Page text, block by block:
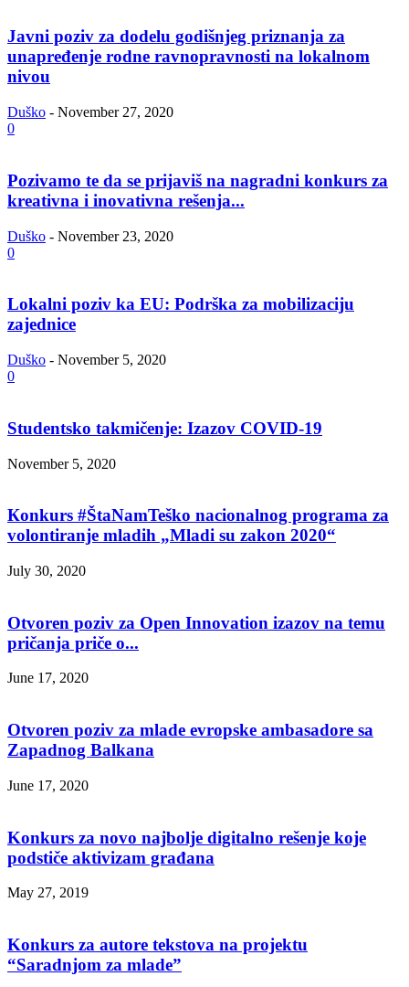
Javni poziv za dodelu godišnjeg priznanja za
unapređenje rodne ravnopravnosti na lokalnom
nivou
Duško - November 27, 2020
0
Pozivamo te da se prijaviš na nagradni konkurs za
kreativna i inovativna rešenja...
Duško - November 23, 2020
0
Lokalni poziv ka EU: Podrška za mobilizaciju
zajednice
Duško - November 5, 2020
0
Studentsko takmičenje: Izazov COVID-19
November 5, 2020
Кonkurs #ŠtaNamTeško nacionalnog programa za
volontiranje mladih „Mladi su zakon 2020“
July 30, 2020
Otvoren poziv za Open Innovation izazov na temu
pričanja priče o...
June 17, 2020
Otvoren poziv za mlade evropske ambasadore sa
Zapadnog Balkana
June 17, 2020
Konkurs za novo najbolje digitalno rešenje koje
podstiče aktivizam građana
May 27, 2019
Konkurs za autore tekstova na projektu
“Saradnjom za mlade”